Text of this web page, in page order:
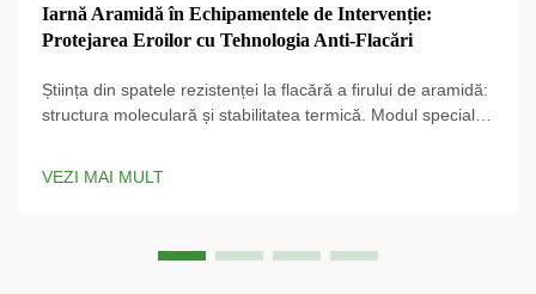
Iarnă Aramidă în Echipamentele de Intervenție:
Protejarea Eroilor cu Tehnologia Anti-Flacări
Știința din spatele rezistenței la flacără a firului de aramidă:
structura moleculară și stabilitatea termică. Modul special în
VEZI MAI MULT